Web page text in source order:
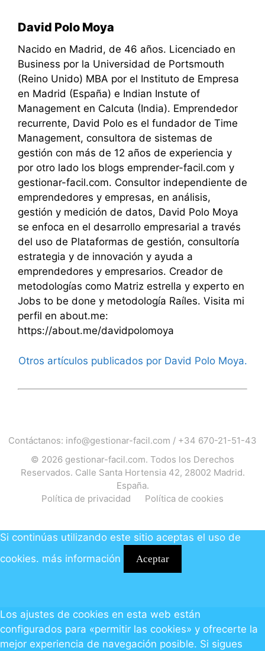
David Polo Moya
Nacido en Madrid, de 46 años. Licenciado en
Business por la Universidad de Portsmouth
(Reino Unido) MBA por el Instituto de Empresa
en Madrid (España) e Indian Instute of
Management en Calcuta (India). Emprendedor
recurrente, David Polo es el fundador de Time
Management, consultora de sistemas de
gestión con más de 12 años de experiencia y
por otro lado los blogs emprender-facil.com y
gestionar-facil.com. Consultor independiente de
emprendedores y empresas, en análisis,
gestión y medición de datos, David Polo Moya
se enfoca en el desarrollo empresarial a través
del uso de Plataformas de gestión, consultoría
estrategia y de innovación y ayuda a
emprendedores y empresarios. Creador de
metodologías como Matriz estrella y experto en
Jobs to be done y metodología Raíles. Visita mi
perfil en about.me:
https://about.me/davidpolomoya
Otros artículos publicados por David Polo Moya.
Contáctanos: info@gestionar-facil.com / +34 670-21-51-43
© 2026 gestionar-facil.com. Todos los Derechos
Reservados. Calle Santa Hortensia 42, 28002 Madrid.
España.
Política de privacidad
Política de cookies
Si continúas utilizando este sitio aceptas el uso de
cookies. más información Aceptar
Los ajustes de cookies en esta web están
configurados para «permitir las cookies» y ofrecerte la
mejor experiencia de navegación posible. Si sigues